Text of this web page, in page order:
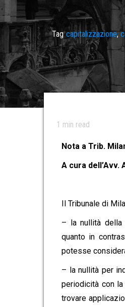
Tag capitalizzazione,
1 min read
Nota a Trib.
A cura
Il Tribunale di
– la nullità della
quanto in
potesse
– la nullità per
periodicità con
trovare